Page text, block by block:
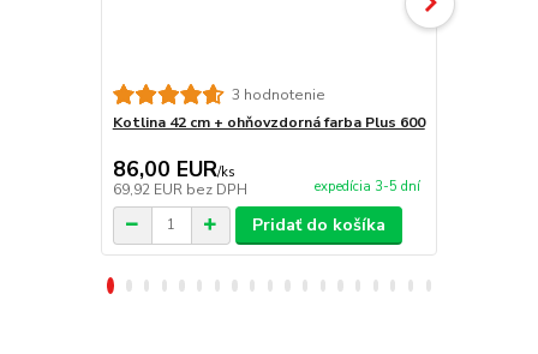
3 hodnotenie
Kotlina 42 cm + ohňovzdorná farba Plus 600
86,00 EUR/ks
69,92 EUR bez DPH expedícia 3-5 dní
Pridať do košíka